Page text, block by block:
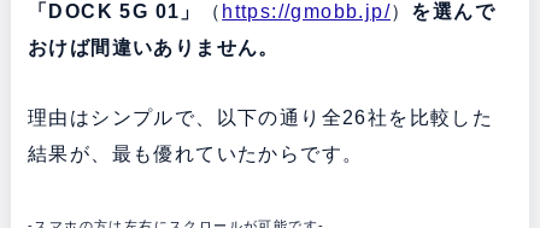
「DOCK 5G 01」
（ https://gmobb.jp/） を選んで
おけば間違いありません。
理由はシンプルで、以下の通り全26社を比較した
結果が、最も優れていたからです。